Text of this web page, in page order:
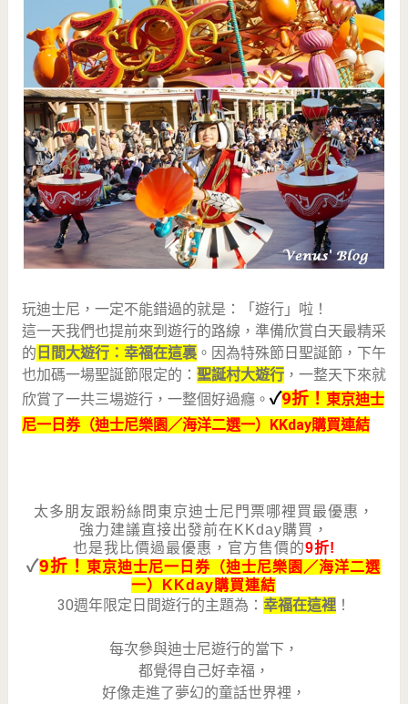
玩迪士尼，一定不能錯過的就是：「遊行」啦！
這一天我們也提前來到遊行的路線，準備欣賞白天最精采
的 日間大遊行：幸福在這裏。因為特殊節日聖誕節，下午
也加碼一場聖誕節限定的： 聖誕村大遊行，一整天下來就
欣賞了一共三場遊行，一整個好過癮。 ✓9折！ 東京迪士
尼一日券（迪士尼樂園／海洋二選一）KKday購買連結
太多朋友跟粉絲問東京迪士尼門票哪裡買最優惠，
強力建議直接出發前在KKday購買，
也是我比價過最優惠，官方售價的9折!
✓9折！東京迪士尼一日券（迪士尼樂園／海洋二選
一）KKday購買連結
30週年限定日間遊行的主題為： 幸福在這裡！
每次參與迪士尼遊行的當下，
都覺得自己好幸福，
好像走進了夢幻的童話世界裡，